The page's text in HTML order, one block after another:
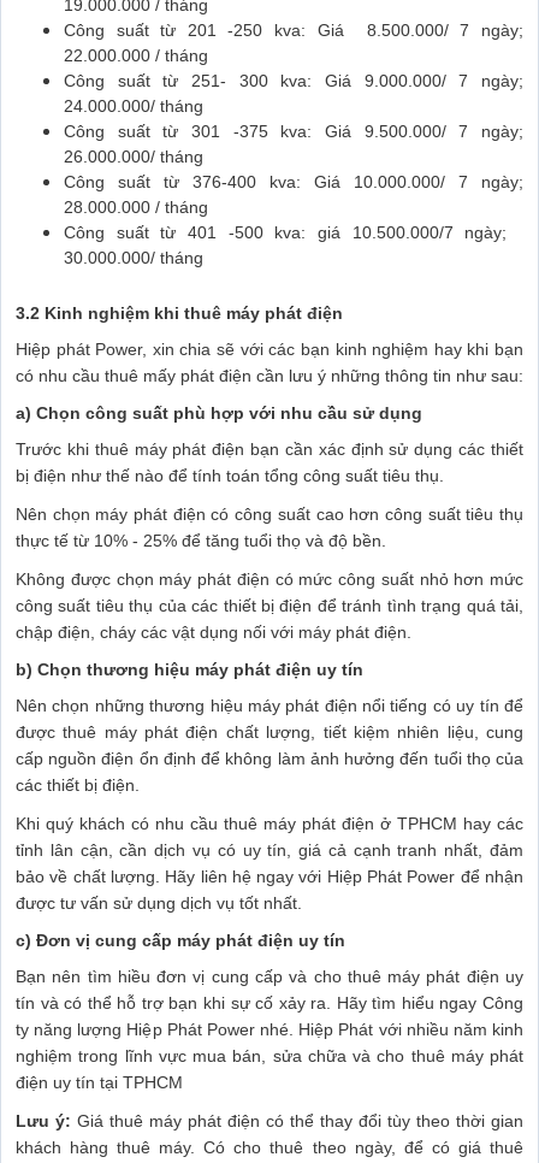
19.000.000 / tháng
Công suất từ 201 -250 kva: Giá 8.500.000/ 7 ngày;
22.000.000 / tháng
Công suất từ 251- 300 kva: Giá 9.000.000/ 7 ngày;
24.000.000/ tháng
Công suất từ 301 -375 kva: Giá 9.500.000/ 7 ngày;
26.000.000/ tháng
Công suất từ 376-400 kva: Giá 10.000.000/ 7 ngày;
28.000.000 / tháng
Công suất từ 401 -500 kva: giá 10.500.000/7 ngày;
30.000.000/ tháng
3.2 Kinh nghiệm khi thuê máy phát điện
Hiệp phát Power, xin chia sẽ với các bạn kinh nghiệm hay khi bạn
có nhu cầu thuê mấy phát điện cần lưu ý những thông tin như sau:
a) Chọn công suất phù hợp với nhu cầu sử dụng
Trước khi thuê máy phát điện bạn cần xác định sử dụng các thiết
bị điện như thế nào để tính toán tổng công suất tiêu thụ.
Nên chọn máy phát điện có công suất cao hơn công suất tiêu thụ
thực tế từ 10% - 25% để tăng tuổi thọ và độ bền.
Không được chọn máy phát điện có mức công suất nhỏ hơn mức
công suất tiêu thụ của các thiết bị điện để tránh tình trạng quá tải,
chập điện, cháy các vật dụng nối với máy phát điện.
b) Chọn thương hiệu máy phát điện uy tín
Nên chọn những thương hiệu máy phát điện nổi tiếng có uy tín để
được thuê máy phát điện chất lượng, tiết kiệm nhiên liệu, cung
cấp nguồn điện ổn định để không làm ảnh hưởng đến tuổi thọ của
các thiết bị điện.
Khi quý khách có nhu cầu thuê máy phát điện ở TPHCM hay các
tỉnh lân cận, cần dịch vụ có uy tín, giá cả cạnh tranh nhất, đảm
bảo về chất lượng. Hãy liên hệ ngay với Hiệp Phát Power để nhận
được tư vấn sử dụng dịch vụ tốt nhất.
c) Đơn vị cung cấp máy phát điện uy tín
Bạn nên tìm hiều đơn vị cung cấp và cho thuê máy phát điện uy
tín và có thể hỗ trợ bạn khi sự cố xảy ra. Hãy tìm hiểu ngay Công
ty năng lượng Hiệp Phát Power nhé. Hiệp Phát với nhiều năm kinh
nghiệm trong lĩnh vực mua bán, sửa chữa và cho thuê máy phát
điện uy tín tại TPHCM
Lưu ý: Giá thuê máy phát điện có thể thay đổi tùy theo thời gian
khách hàng thuê máy. Có cho thuê theo ngày, để có giá thuê